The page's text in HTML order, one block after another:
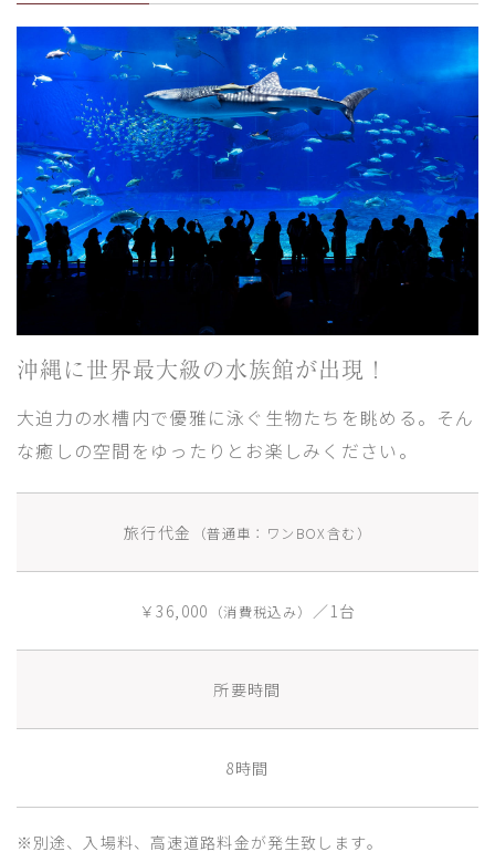
沖縄に世界最大級の水族館が出現！
大迫力の水槽内で優雅に泳ぐ生物たちを眺める。そん
な癒しの空間をゆったりとお楽しみください。
旅行代金 （普通車：ワンBOX含む）
￥36,000 （消費税込み） ／1台
所要時間
8時間
※別途、入場料、高速道路料金が発生致します。